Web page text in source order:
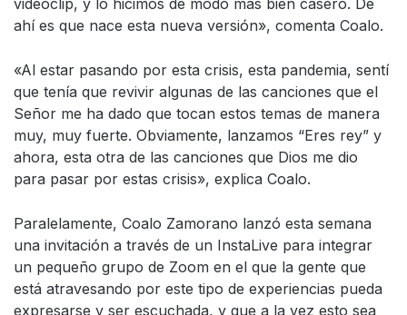
videoclip, y lo hicimos de modo más bien casero. De
ahí es que nace esta nueva versión», comenta Coalo.
«Al estar pasando por esta crisis, esta pandemia, sentí
que tenía que revivir algunas de las canciones que el
Señor me ha dado que tocan estos temas de manera
muy, muy fuerte. Obviamente, lanzamos “Eres rey” y
ahora, esta otra de las canciones que Dios me dio
para pasar por estas crisis», explica Coalo.
Paralelamente, Coalo Zamorano lanzó esta semana
una invitación a través de un InstaLive para integrar
un pequeño grupo de Zoom en el que la gente que
está atravesando por este tipo de experiencias pueda
expresarse y ser escuchada, y que a la vez esto sea